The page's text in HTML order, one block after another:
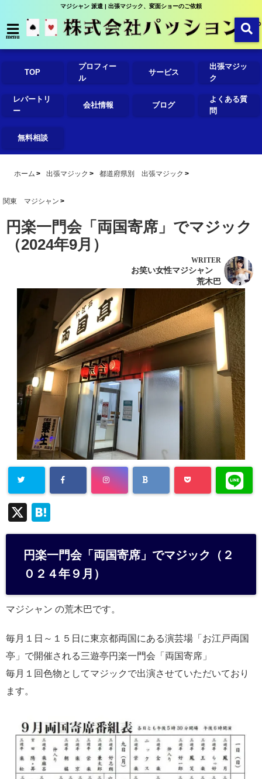
マジシャン 派遣 | 出張マジック、変面ショーのご依頼
menu
TOP
プロフィー
ル
サービス
出張マジッ
ク
レパートリ
ー
会社情報 ブログ
よくある質
問
無料相談
ホーム 出張マジック 都道府県別 出張マジック
関東 マジシャン
円楽一門会「両国寄席」でマジック
（2024年9月）
WRITER
お笑い女性マジシャン
荒木巴
X
at
e
n
円楽一門会「両国寄席」でマジック（２
０２４年９月）
マジシャン の荒木巴です。
毎月１日～１５日に東京都両国にある演芸場「お江戸両国
亭」で開催される三遊亭円楽一門会「両国寄席」
毎月１回色物としてマジックで出演させていただいており
ます。